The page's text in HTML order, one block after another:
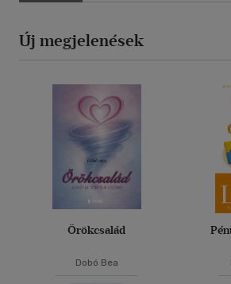
Új megjelenések
Örökcsalád
Dobó Bea